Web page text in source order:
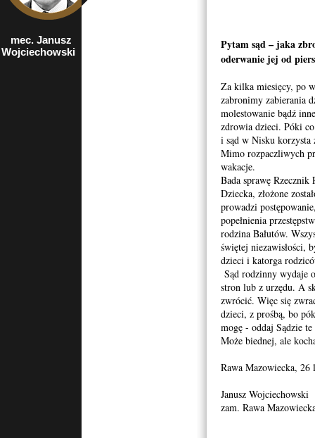
mec. Janusz
Wojciechowski
Pytam sąd – jaka
oderwanie jej od
Za kilka miesięcy, po
zabronimy zabierania
molestowanie bądź
zdrowia dzieci. Póki co
i sąd w Nisku korzysta
Mimo rozpaczliwych
wakacje.
Bada sprawę
Dziecka, złożone
prowadzi
popełnienia
rodzina Bałutów.
świętej niezawisłości,
dzieci i katorga
Sąd rodzinny wydaje
stron lub z urzędu. A
zwrócić. Więc się
dzieci, z prośbą, bo
mogę - oddaj Sądzie
Może biednej, ale
Rawa Mazowiecka,
Janusz Wojciechowski
zam. Rawa